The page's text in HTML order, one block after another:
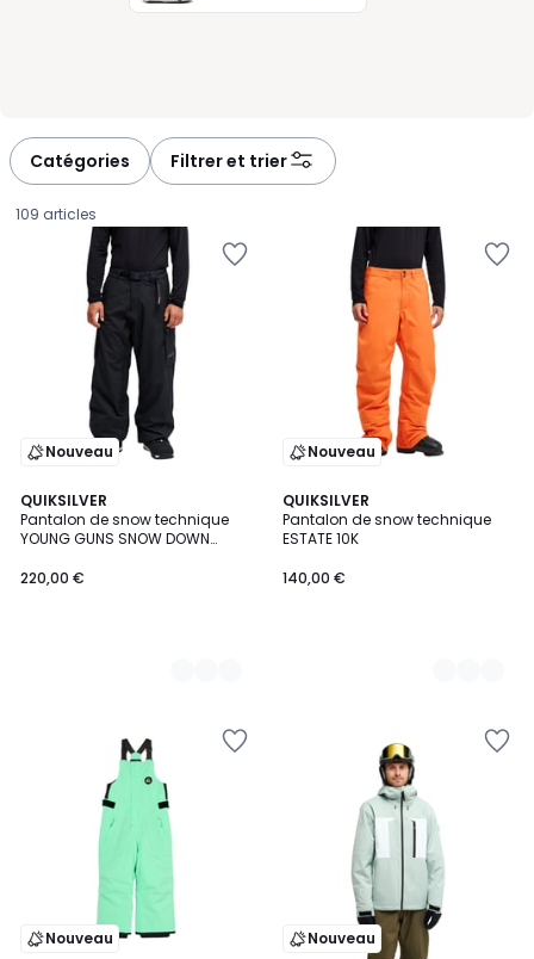
Catégories Filtrer et trier
109 articles
Nouveau
QUIKSILVER
Pantalon de snow technique
YOUNG GUNS SNOW DOWN
€.
220,00 €
2
Couleurs
Nouveau
QUIKSILVER
Pantalon de snow technique
ESTATE 10K
140,00 €
5
Couleurs
Nouveau Nouveau